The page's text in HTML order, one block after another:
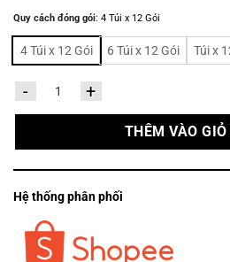
Quy cách đóng gói: 4 Túi x 12 Gói
4 Túi x 12 Gói 6 Túi x 12 Gói Túi x
Giấy pocket bỏ túi cao cấp Capybara (Lốc
THÊM VÀO
Hệ thống phân phối